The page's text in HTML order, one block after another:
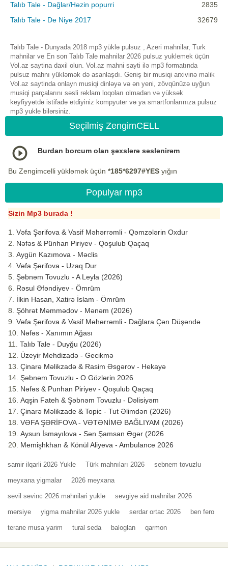
Talıb Tale - Dağlar/Həzin popurri
2835
Talıb Tale - De Niye 2017
32679
Talıb Tale - Dunyada 2018 mp3 yüklə pulsuz , Azeri mahnilar, Turk
mahnilar ve En son Talıb Tale mahnilar 2026 pulsuz yuklemek üçün
Vol.az saytina daxil olun. Vol.az mahni sayti ilə mp3 formatında
pulsuz mahnı yükləmək də asanlaşdı. Geniş bir musiqi arxivinə malik
Vol.az saytinda onlayn musiqi dinləyə və ən yeni, zövqünüzə uyğun
musiqi parçalarını səsli reklam loqoları olmadan və yüksək
keyfiyyətdə istifadə etdiyiniz kompyuter və ya smartfonlarınıza pulsuz
mp3 yukle bilərsiniz.
Seçilmiş ZengimCELL
Burdan borcum olan şəxslərə səslənirəm
Bu Zengimcelli yükləmək üçün *185*6297#YES yığın
Populyar mp3
Sizin Mp3 burada !
Vəfa Şərifova & Vasif Məhərrəmli - Qəmzələrin Oxdur
Nəfəs & Pünhan Piriyev - Qoşulub Qaçaq
Aygün Kazımova - Məclis
Vəfa Şərifova - Uzaq Dur
Şəbnəm Tovuzlu - A Leyla (2026)
Rəsul Əfəndiyev - Ömrüm
İlkin Hasan, Xatirə İslam - Ömrüm
Şöhrət Məmmədov - Mənəm (2026)
Vəfa Şərifova & Vasif Məhərrəmli - Dağlara Çən Düşəndə
Nəfəs - Xanımın Ağası
Talıb Tale - Duyğu (2026)
Üzeyir Mehdizadə - Gecikmə
Çinarə Məlikzadə & Rasim Əsgərov - Hekayə
Şəbnəm Tovuzlu - O Gözlərin 2026
Nəfəs & Punhan Piriyev - Qoşulub Qaçaq
Aqşin Fateh & Şəbnəm Tovuzlu - Dəlisiyəm
Çinarə Məlikzade & Topic - Tut Əlimdən (2026)
VƏFA ŞƏRİFOVA - VƏTƏNİMƏ BAĞLIYAM (2026)
Aysun İsmayılova - Sən Şamsan Əgər (2026
Memişhkhan & Könül Aliyeva - Ambulance 2026
samir ilqarli 2026 Yukle Türk mahnıları 2026 sebnem tovuzlu
meyxana yigmalar 2026 meyxana
sevil sevinc 2026 mahnilari yukle sevgiye aid mahnilar 2026
mersiye yigma mahnilar 2026 yukle serdar ortac 2026 ben fero
terane musa yarim tural seda baloglan qarmon